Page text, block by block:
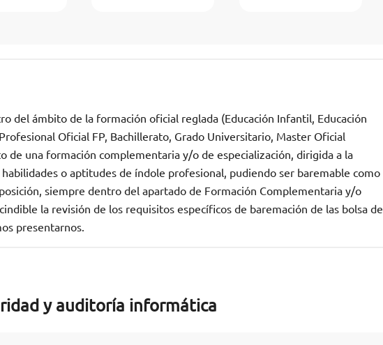
del ámbito de la formación oficial reglada (Educación Infantil, Educación
Oficial FP, Bachillerato, Grado Universitario, Master Oficial
de una formación complementaria y/o de especialización, dirigida a la
o aptitudes de índole profesional, pudiendo ser baremable como
siempre dentro del apartado de Formación Complementaria y/o
la revisión de los requisitos específicos de baremación de las bolsa de
presentarnos.
y auditoría informática